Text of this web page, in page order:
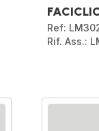
Ref:
Rif. Ass.: